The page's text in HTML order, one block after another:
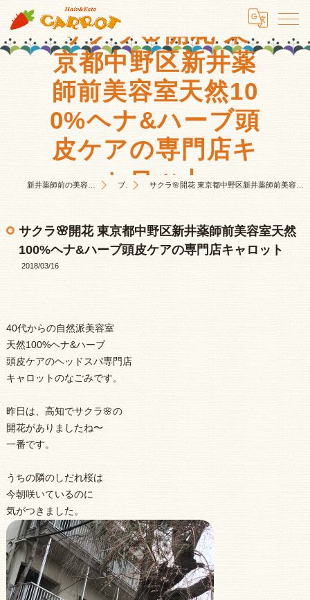
サクラ🌸開花 東
京都中野区新井薬
師前美容室天然10
0%ヘナ&ハーブ頭
皮ケアの専門店キ
ャロット
新井薬師前の美容室はHair&Este キャロット ブログ サクラ🌸開花 東京都中野区新井薬師前美容室天然100%ヘナ&ハーブ頭皮ケアの専門店キャロット
サクラ🌸開花 東京都中野区新井薬師前美容室天然
100%ヘナ&ハーブ頭皮ケアの専門店キャロット
2018/03/16
40代からの自然派美容室
天然100%ヘナ&ハーブ
頭皮ケアのヘッドスパ専門店
キャロットのなごみです。
昨日は、高知でサクラ🌸の
開花がありましたね〜
一番です。
うちの隣のしだれ桜は
今朝咲いているのに
気がつきました。